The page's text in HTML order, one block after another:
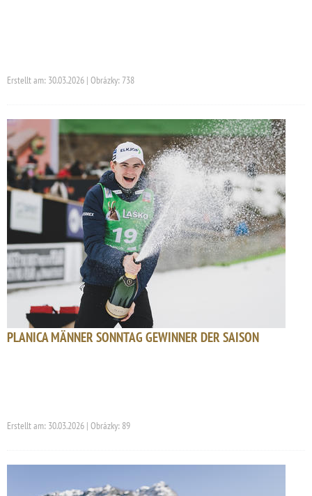
Erstellt am: 30.03.2026 | Obrázky: 738
PLANICA MÄNNER SONNTAG GEWINNER DER SAISON
Erstellt am: 30.03.2026 | Obrázky: 89